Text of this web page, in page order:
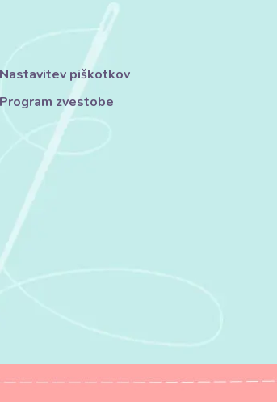
Nastavitev piškotkov
Program zvestobe